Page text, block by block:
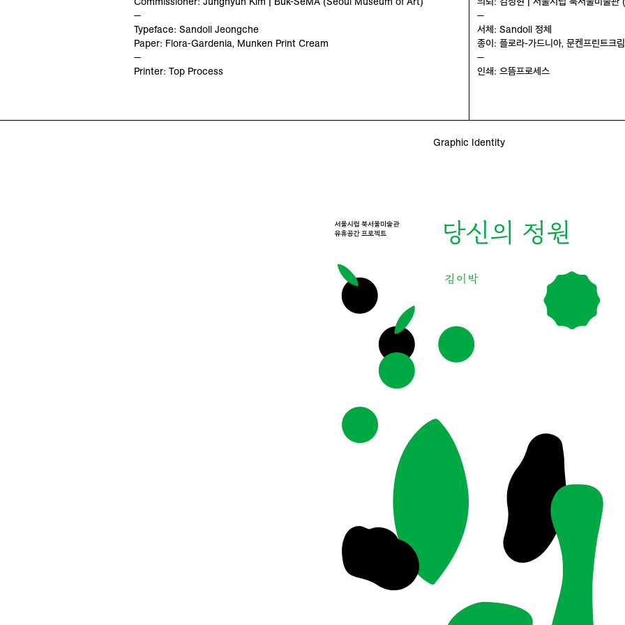
—
Typeface: Sandoll Jeongche
Paper: Flora-Gardenia, Munken Print Cream
—
Printer: Top Process
—
서체: Sandoll 정체
종이: 플로라-가드니아, 문켄프린트크림
—
인쇄: 으뜸프로세스
Graphic Identity